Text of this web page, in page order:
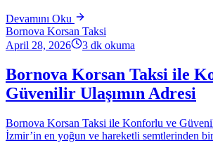
Devamını Oku
Bornova Korsan Taksi
April 28, 2026
3 dk okuma
Bornova Korsan Taksi ile
Güvenilir Ulaşımın Adresi
Bornova Korsan Taksi ile Konforlu ve
İzmir’in en yoğun ve hareketli semtlerinden